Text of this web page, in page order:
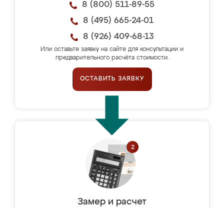
8 (800) 511-89-55
8 (495) 665-24-01
8 (926) 409-68-13
Или оставьте заявку на сайте для консультации и
предварительного расчёта стоимости.
ОСТАВИТЬ ЗАЯВКУ
Замер и расчет